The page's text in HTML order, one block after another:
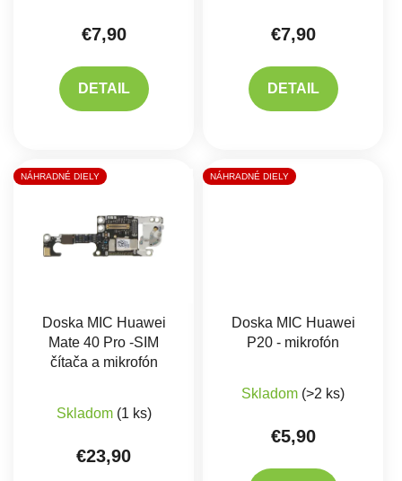
€7,90
DETAIL
€7,90
DETAIL
NÁHRADNÉ DIELY
Doska MIC Huawei
Mate 40 Pro -SIM
čítača a mikrofón
Skladom (1 ks)
€23,90
NÁHRADNÉ DIELY
Doska MIC Huawei
P20 - mikrofón
Skladom (>2 ks)
€5,90